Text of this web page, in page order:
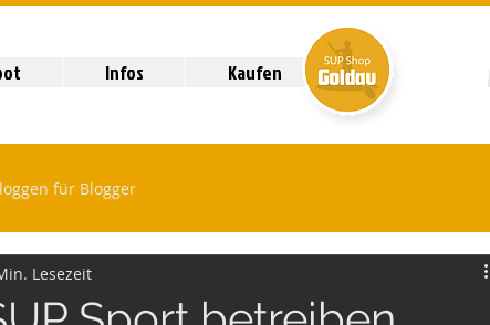
Infos Kaufen
für Blogger
Lesezeit